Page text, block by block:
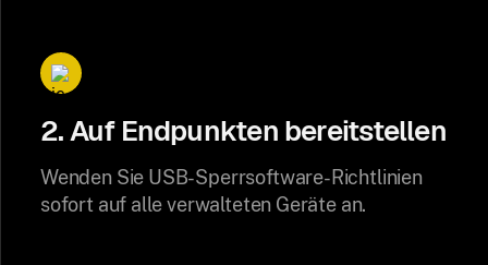
2. Auf Endpunkten bereitstellen
Wenden Sie USB-Sperrsoftware-Richtlinien
sofort auf alle verwalteten Geräte an.